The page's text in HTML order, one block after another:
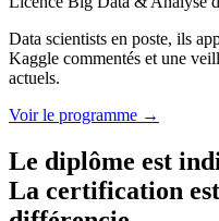
Data scientists en poste, ils
Kaggle commentés et une
actuels.
Voir le programme →
Le diplôme est
La certification